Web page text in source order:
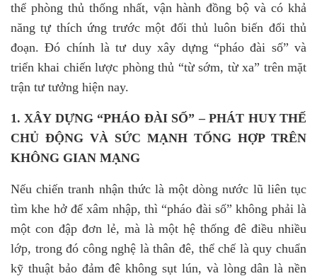
thể phòng thủ thống nhất, vận hành đồng bộ và có khả
năng tự thích ứng trước một đối thủ luôn biến đổi thủ
đoạn. Đó chính là tư duy xây dựng “pháo đài số” và
triển khai chiến lược phòng thủ “từ sớm, từ xa” trên mặt
trận tư tưởng hiện nay.
1. XÂY DỰNG “PHÁO ĐÀI SỐ”– PHÁT HUY THẾ
CHỦ ĐỘNG VÀ SỨC MẠNH TỔNG HỢP TRÊN
KHÔNG GIAN MẠNG
Nếu chiến tranh nhận thức là một dòng nước lũ liên tục
tìm khe hở để xâm nhập, thì “pháo đài số” không phải là
một con đập đơn lẻ, mà là một hệ thống đê điều nhiều
lớp, trong đó công nghệ là thân đê, thể chế là quy chuẩn
kỹ thuật bảo đảm đê không sụt lún, và lòng dân là nền